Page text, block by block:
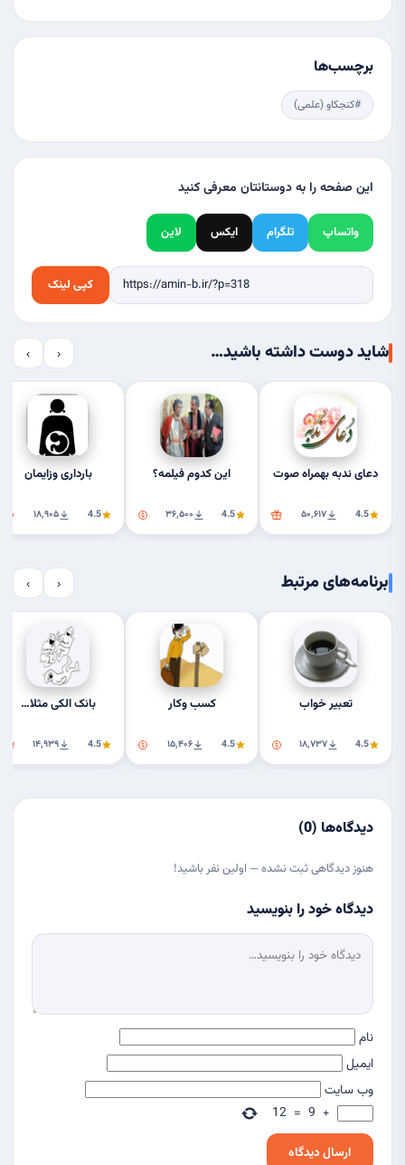
برچسب‌ها
#کنجکاو (علمی)
این صفحه را به دوستانتان معرفی کنید
واتساپ تلگرام ایکس لاین
کپی لینک
شاید دوست داشته باشید… ‹
›
دعای ندبه بهمراه صوت
4.5 ۵۰٬۶۱۷
این کدوم فیلمه؟
4.5 ۳۶٬۵۰۰
بارداری وزایمان
4.5 ۱۸٬۹۰۵
برنامه‌های مرتبط ‹
›
تعبیر خواب
4.5 ۱۸٬۷۳۷
کسب وکار
4.5 ۱۵٬۴۰۶
بانک الکی مثلا…
4.5 ۱۴٬۹۳۹
دیدگاه‌ها (0)
هنوز دیدگاهی ثبت نشده — اولین نفر باشید!
دیدگاه خود را بنویسید
نام
ایمیل
وب‌ سایت
+
9
=
12